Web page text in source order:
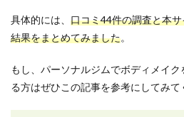
具体的には、 口コミ44件の調査と本
結果をまとめてみました。
もし、パーソナルジムでボディメイ
る方はぜひこの記事を参考にしてみて